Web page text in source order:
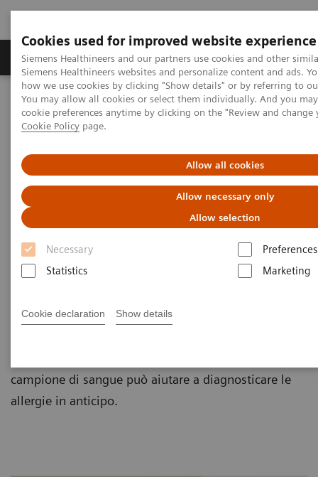
Cookies used for improved website experience
Siemens Healthineers and our partners use cookies and other
Siemens Healthineers websites and personalize content and ads.
how we use cookies by clicking "Show details" or by referring to
You may allow all cookies or select them individually. And you
cookie preferences anytime by clicking on the "Review and
Cookie Policy page.
Allow all cookies
Allow necessary only
Allow selection
Necessary
Preferences
Statistics
Marketing
Cookie declaration Show details
Soluzioni e servizi Insights La nostra
Home
Diagnostica di laboratorio
Test per gruppi di malattie e condizioni
Allergy
Allergie
I test 3gAllergy sono una semplice
alternativa ai test tradizionali delle
allergie*
sangue per le allergie. Il test degli allergeni specifici
campione di sangue può aiutare a diagnosticare le
allergie in anticipo.